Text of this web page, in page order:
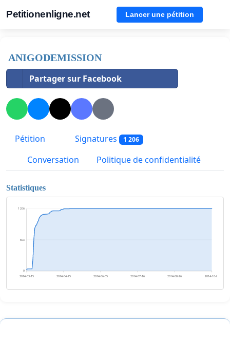
Petitionenligne.net Lancer une pétition
ANIGODEMISSION
Partager sur Facebook
Pétition Signatures 1 206
Conversation Politique de confidentialité
Statistiques
0
603
1 206
2014-03-15 2014-04-25 2014-06-05 2014-07-16 2014-08-26 2014-10-06